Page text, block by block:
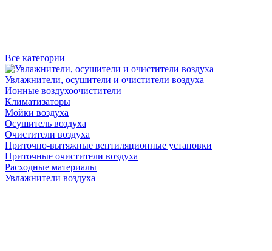
Все категории
Увлажнители, осушители и очистители воздуха
Ионные воздухоочистители
Климатизаторы
Мойки воздуха
Осушитель воздуха
Очистители воздуха
Приточно-вытяжные вентиляционные установки
Приточные очистители воздуха
Расходные материалы
Увлажнители воздуха